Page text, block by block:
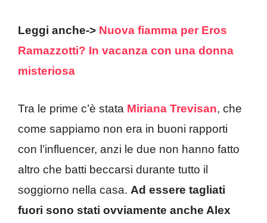
Leggi anche-> Nuova fiamma per Eros
Ramazzotti? In vacanza con una donna
misteriosa
Tra le prime c’è stata Miriana Trevisan, che
come sappiamo non era in buoni rapporti
con l’influencer, anzi le due non hanno fatto
altro che batti beccarsi durante tutto il
soggiorno nella casa. Ad essere tagliati
fuori sono stati ovviamente anche Alex